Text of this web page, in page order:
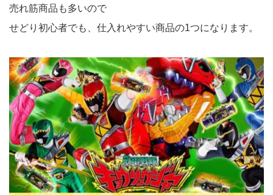
売れ筋商品も多いので
せどり初心者でも、仕入れやすい商品の1つになります。